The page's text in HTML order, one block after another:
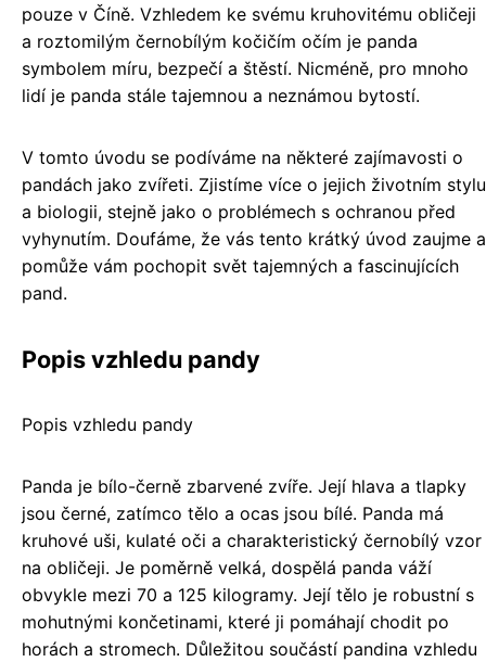
pouze v Číně. Vzhledem ke svému kruhovitému obličeji
a roztomilým černobílým kočičím očím je panda
symbolem míru, bezpečí a štěstí. Nicméně, pro mnoho
lidí je panda stále tajemnou a neznámou bytostí.
V tomto úvodu se podíváme na některé zajímavosti o
pandách jako zvířeti. Zjistíme více o jejich životním stylu
a biologii, stejně jako o problémech s ochranou před
vyhynutím. Doufáme, že vás tento krátký úvod zaujme a
pomůže vám pochopit svět tajemných a fascinujících
pand.
Popis vzhledu pandy
Popis vzhledu pandy
Panda je bílo-černě zbarvené zvíře. Její hlava a tlapky
jsou černé, zatímco tělo a ocas jsou bílé. Panda má
kruhové uši, kulaté oči a charakteristický černobílý vzor
na obličeji. Je poměrně velká, dospělá panda váží
obvykle mezi 70 a 125 kilogramy. Její tělo je robustní s
mohutnými končetinami, které ji pomáhají chodit po
horách a stromech. Důležitou součástí pandina vzhledu